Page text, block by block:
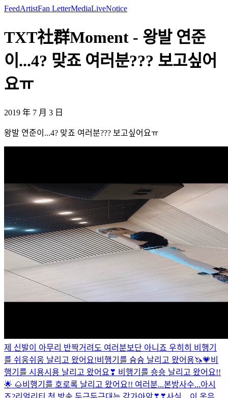
FeedArtistFan LetterMediaLiveNotice
TXT社群Moment - 왕발 연준
이...4? 맞죠 여러분??? 보고싶어
요ㅠ
2019 年 7 月 3 日
왕발 연준이...4? 맞죠 여러분??? 보고싶어요ㅠ
제 신발이 아무리 반짝거려도 여러분보단 아니죠 우히히 비행기
를 쉬웅쉬웅 날리고 왔어요!비행기를 슝슝 날리고 왔어용🦄💗비
행기를 시용시용 날리고 왔어요❣ 비행기를 숑숑 날리고 왔어요!!
🌟 🌰비행기를 호로록 날리고 왔어요!! 여러분...본방사수...아시